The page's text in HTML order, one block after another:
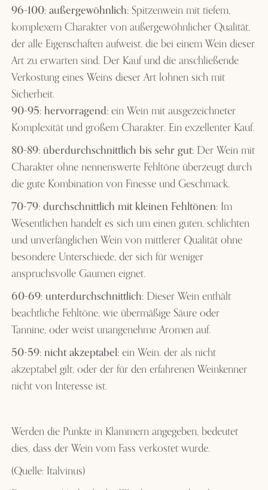
96-100: außergewöhnlich: Spitzenwein mit tiefem,
komplexem Charakter von außergewöhnlicher Qualität,
der alle Eigenschaften aufweist, die bei einem Wein dieser
Art zu erwarten sind. Der Kauf und die anschließende
Verkostung eines Weins dieser Art lohnen sich mit
Sicherheit.
90-95: hervorragend:ein Wein mit ausgezeichneter
Komplexität und großem Charakter. Ein exzellenter Kauf.
80-89: überdurchschnittlich bis sehr gut: Der Wein mit
Charakter ohne nennenswerte Fehltöne überzeugt durch
die gute Kombination von Finesse und Geschmack.
70-79: durchschnittlich mit kleinen Fehltönen: Im
Wesentlichen handelt es sich um einen guten, schlichten
und unverfänglichen Wein von mittlerer Qualität ohne
besondere Unterschiede, der sich für weniger
anspruchsvolle Gaumen eignet.
60-69: unterdurchschnittlich: Dieser Wein enthält
beachtliche Fehltöne, wie übermäßige Säure oder
Tannine, oder weist unangenehme Aromen auf.
50-59: nicht akzeptabel:ein Wein, der als nicht
akzeptabel gilt, oder der für den erfahrenen Weinkenner
nicht von Interesse ist.
Werden die Punkte in Klammern angegeben, bedeutet
dies, dass der Wein vom Fass verkostet wurde.
(Quelle: Italvinus)